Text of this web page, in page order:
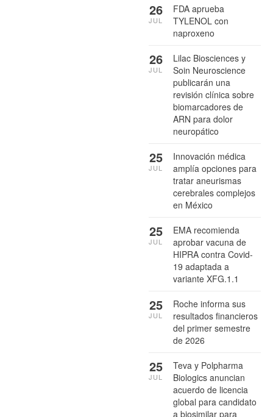
FDA aprueba
TYLENOL con
naproxeno
26
JUL
Lilac Biosciences y
Soin Neuroscience
publicarán una
revisión clínica sobre
biomarcadores de
ARN para dolor
neuropático
26
JUL
Innovación médica
amplía opciones para
tratar aneurismas
cerebrales complejos
en México
25
JUL
EMA recomienda
aprobar vacuna de
HIPRA contra Covid-
19 adaptada a
variante XFG.1.1
25
JUL
Roche informa sus
resultados financieros
del primer semestre
de 2026
25
JUL
Teva y Polpharma
Biologics anuncian
acuerdo de licencia
global para candidato
a biosimilar para
25
JUL